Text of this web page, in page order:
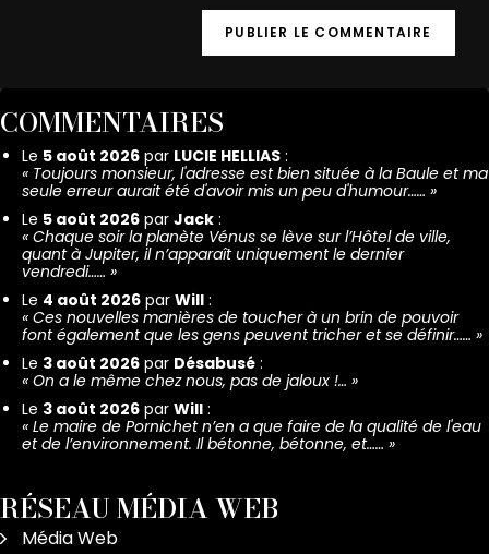
COMMENTAIRES
Le 5 août 2026 par LUCIE HELLIAS :
« Toujours monsieur, l'adresse est bien située à la Baule et ma
seule erreur aurait été d'avoir mis un peu d'humour…… »
Le 5 août 2026 par Jack :
« Chaque soir la planète Vénus se lève sur l’Hôtel de ville,
quant à Jupiter, il n’apparaît uniquement le dernier
vendredi…… »
Le 4 août 2026 par Will :
« Ces nouvelles manières de toucher à un brin de pouvoir
font également que les gens peuvent tricher et se définir…… »
Le 3 août 2026 par Désabusé :
« On a le même chez nous, pas de jaloux !… »
Le 3 août 2026 par Will :
« Le maire de Pornichet n’en a que faire de la qualité de l'eau
et de l’environnement. Il bétonne, bétonne, et…… »
RÉSEAU MÉDIA WEB
Média Web